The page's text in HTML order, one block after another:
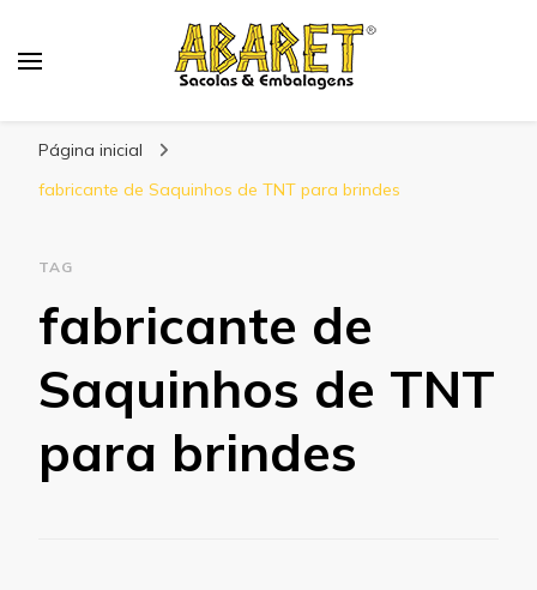
Página inicial
fabricante de Saquinhos de TNT para brindes
TAG
fabricante de
Saquinhos de TNT
para brindes